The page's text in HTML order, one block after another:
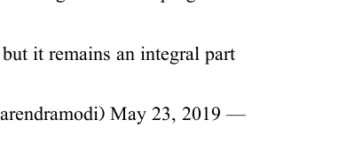
but it remains an integral part
— Narendra Modi (@narendramodi)
May 23, 2019